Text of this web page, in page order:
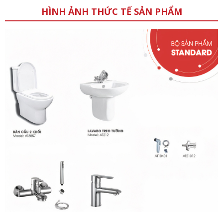
HÌNH ẢNH THỨC TẾ SẢN PHẨM